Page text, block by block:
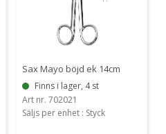
Sax Mayo böjd ek 14cm
Finns i lager, 4 st
Art nr. 702021
Säljs per enhet : Styck